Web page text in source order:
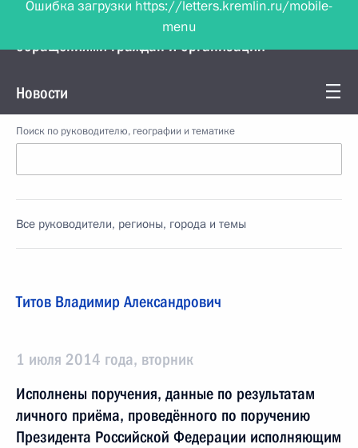
Управление Президента по работе с
обращениями граждан и организаций
Новости
Поиск по руководителю, географии и тематике
Все руководители, регионы, города и темы
Титов Владимир Александрович
1 июля 2014 года, вторник
Исполнены поручения, данные по результатам
личного приёма, проведённого по поручению
Президента Российской Федерации исполняющим
menu